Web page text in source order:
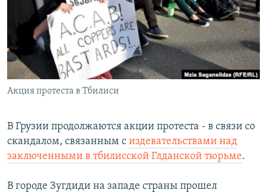
РАСПИСАНИЕ ВЕЩАНИЯ
ПОДПИШИТЕСЬ НА РАССЫЛКУ
СОЦИАЛЬНЫЕ СЕТИ
Все сайты РСЕ/РС
Акция протеста в Тбилиси
В Грузии продолжаются акции протеста - в связи со
скандалом, связанным с издевательствами над
заключенными в тбилисской Глданской тюрьме.
В городе Зугдиди на западе страны прошел